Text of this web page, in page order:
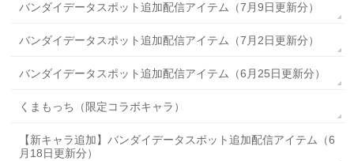
バンダイデータスポット追加配信アイテム（7月9日更新分）
バンダイデータスポット追加配信アイテム（7月2日更新分）
バンダイデータスポット追加配信アイテム（6月25日更新分）
くまもっち（限定コラボキャラ）
【新キャラ追加】バンダイデータスポット追加配信アイテム（6
月18日更新分）